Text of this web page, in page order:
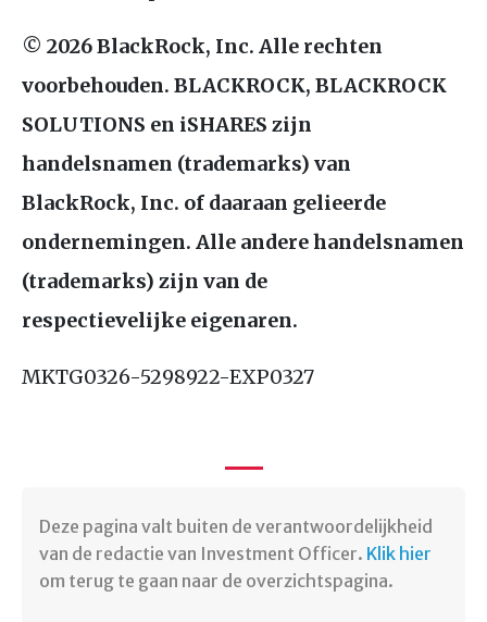
© 2026 BlackRock, Inc. Alle rechten
voorbehouden. BLACKROCK, BLACKROCK
SOLUTIONS en iSHARES zijn
handelsnamen (trademarks) van
BlackRock, Inc. of daaraan gelieerde
ondernemingen. Alle andere handelsnamen
(trademarks) zijn van de
respectievelijke eigenaren.
MKTG0326-5298922-EXP0327
Deze pagina valt buiten de verantwoordelijkheid
van de redactie van Investment Officer. Klik hier
om terug te gaan naar de overzichtspagina. ​